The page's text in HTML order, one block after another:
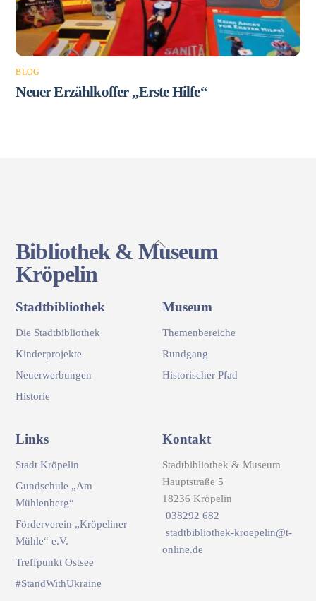
BLOG
Neuer Erzählkoffer „Erste Hilfe“
Back
To
Bibliothek & Museum
Kröpelin
Stadtbibliothek
Die Stadtbibliothek
Kinderprojekte
Neuerwerbungen
Historie
Museum
Themenbereiche
Rundgang
Historischer Pfad
Links
Stadt Kröpelin
Gundschule „Am
Mühlenberg“
Förderverein „Kröpeliner
Mühle“ e.V.
Treffpunkt Ostsee
#StandWithUkraine
Kontakt
Stadtbibliothek & Museum
Hauptstraße 5
18236 Kröpelin
038292 682
stadtbibliothek-kroepelin@t-
online.de